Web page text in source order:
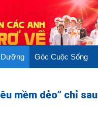
Góc Cuộc Sống
mềm dẻo” chỉ